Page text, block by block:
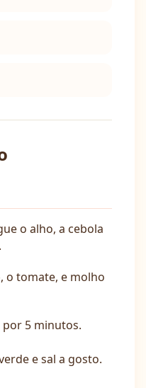
o alho, a cebola
o tomate, e molho
5 minutos.
e sal a gosto.